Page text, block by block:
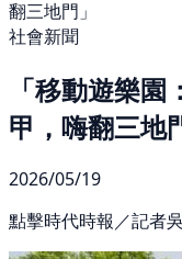
翻三地門」
社會新聞
「移動遊樂
甲，嗨翻三地
2026/05/19
點擊時代時報／記者